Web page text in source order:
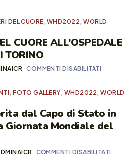
DEL CUORE, WHD2022,WORLD
CUORE ALL’OSPEDALE
TORINO
COMMENTI DISABILITATI
,FOTO GALLERY , WHD2022 ,WORLD
dal Capo di Stato in
Giornata Mondiale del
COMMENTI DISABILITATI